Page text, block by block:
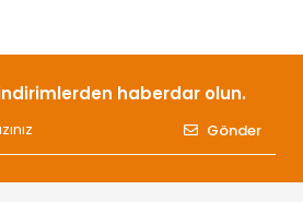
haberdar olun.
Gönder